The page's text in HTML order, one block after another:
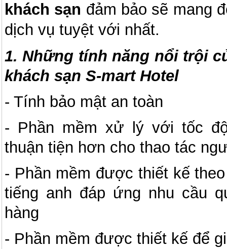
khách sạn đảm bảo sẽ mang
dịch vụ tuyệt với nhất.
1. Những tính năng nổi trội
khách sạn S-mart Hotel
- Tính bảo mật an toàn
- Phần mềm xử lý với tốc
thuận tiện hơn cho thao tác
- Phần mềm được thiết kế
tiếng anh đáp ứng nhu cầu
hàng
- Phần mềm được thiết kế để